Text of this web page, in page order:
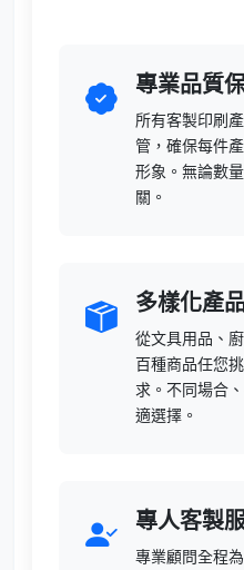
專業品質
所有客製印刷
管，確保每件
形象。無論數
關。
多樣化產
從文具用品、
百種商品任您
求。不同場合
適選擇。
專人客製
專業顧問全程